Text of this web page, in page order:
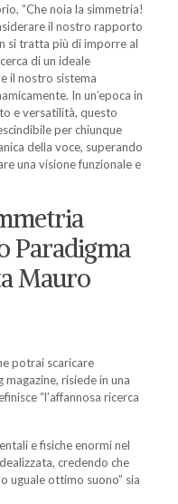
“Che noia la simmetria!
il nostro rapporto
si tratta più di imporre al
di un ideale
il nostro sistema
In un’epoca in
e versatilità, questo
per chiunque
della voce, superando
una visione funzionale e
Paradigma
Mauro
potrai scaricare
risiede in una
“l’affannosa ricerca
e fisiche enormi nel
credendo che
uguale ottimo suono” sia